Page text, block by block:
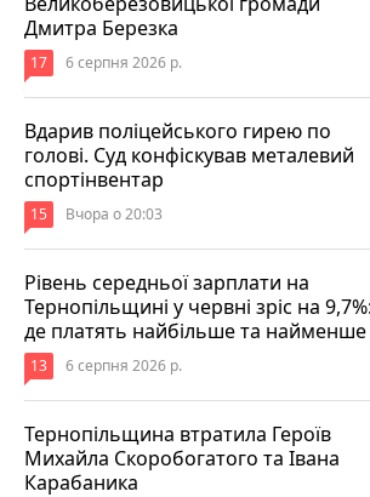
Дмитра Березка
17 6 серпня 2026 р.
Вдарив поліцейського гирею по
голові. Суд конфіскував металевий
спортінвентар
15 Вчора о 20:03
Рівень середньої зарплати на
Тернопільщині у червні зріс на 9,7%:
де платять найбільше та найменше
13 6 серпня 2026 р.
Тернопільщина втратила Героїв
Михайла Скоробогатого та Івана
Карабаника